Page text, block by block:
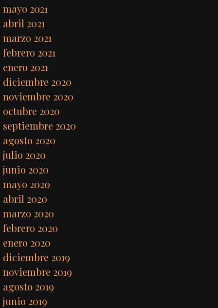
mayo 2021
abril 2021
marzo 2021
febrero 2021
enero 2021
diciembre 2020
noviembre 2020
octubre 2020
septiembre 2020
agosto 2020
julio 2020
junio 2020
mayo 2020
abril 2020
marzo 2020
febrero 2020
enero 2020
diciembre 2019
noviembre 2019
agosto 2019
junio 2019